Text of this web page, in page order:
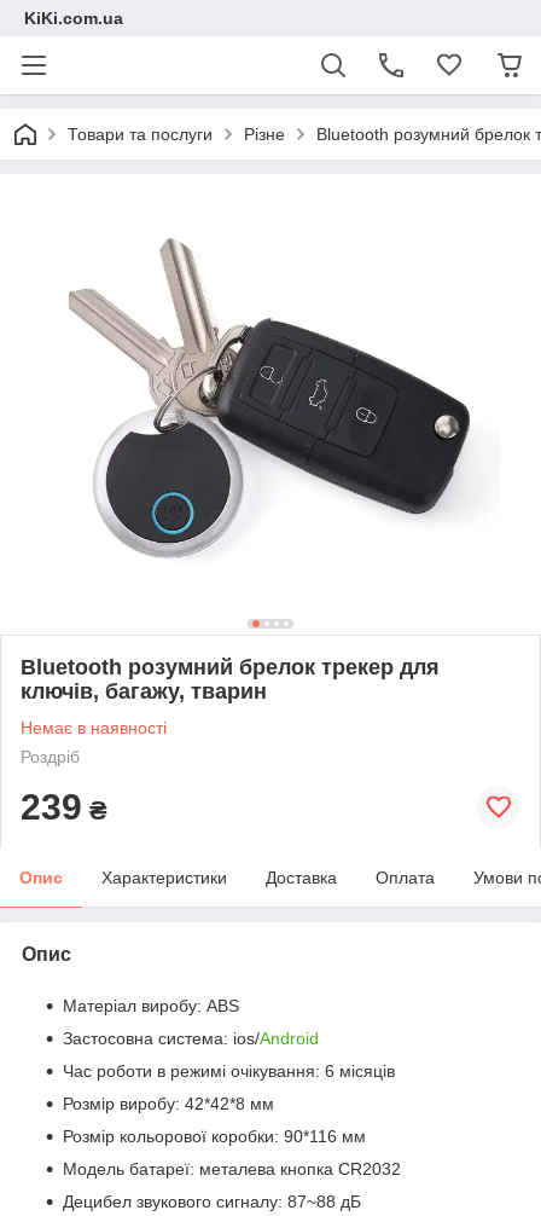
KiKi.com.ua
Товари та послуги Різне Bluetooth розумний брелок
Bluetooth розумний брелок трекер для
ключів, багажу, тварин
Немає в наявності
Роздріб
239 ₴
Опис Характеристики Доставка Оплата Умови
Опис
Матеріал виробу: ABS
Застосовна система: ios/Android
Час роботи в режимі очікування: 6 місяців
Розмір виробу: 42*42*8 мм
Розмір кольорової коробки: 90*116 мм
Модель батареї: металева кнопка CR2032
Децибел звукового сигналу: 87~88 дБ